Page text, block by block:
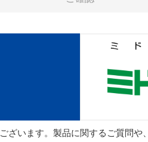
ざいます。製品に関するご質問